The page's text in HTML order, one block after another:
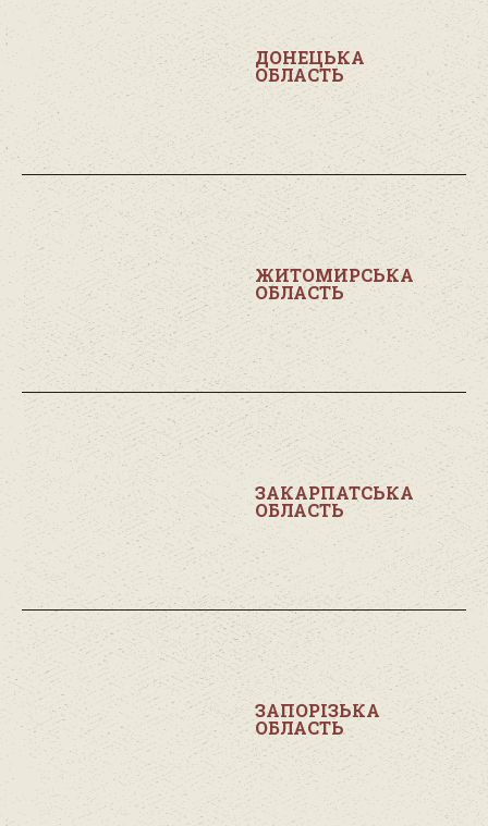
ДОНЕЦЬКА
ОБЛАСТЬ
ЖИТОМИРСЬКА
ОБЛАСТЬ
ЗАКАРПАТСЬКА
ОБЛАСТЬ
ЗАПОРІЗЬКА
ОБЛАСТЬ